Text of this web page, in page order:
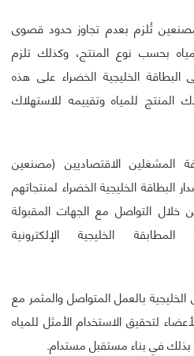
تُلزم بعدم تجاوز حدود قصوى
بحسب نوع المنتج، وكذلك تلزم
الخليجية الخضراء على هذه
للمياه وتقييمه للاستهلاك
المشغلين الاقتصاديين (مصنعين
البطاقة الخليجية الخضراء لمنتجاتهم
خلال التواصل مع الجهات المقبولة
الخليجية الإلكترونية
بالعمل المتواصل والمثمر مع
لتحقيق الاستخدام الأمثل للمياه
في بناء مستقبل مستدام.